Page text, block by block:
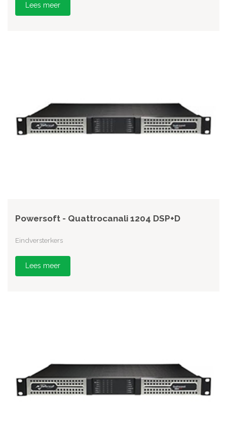
Lees meer
Powersoft - Quattrocanali 1204 DSP+D
Eindversterkers
Lees meer